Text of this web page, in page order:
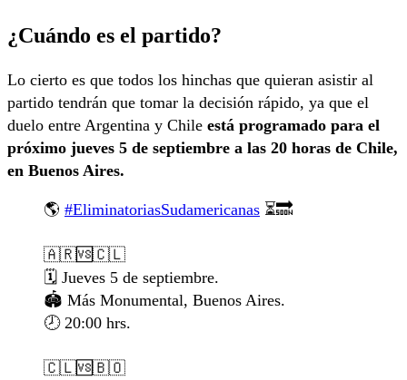
¿Cuándo es el partido?
Lo cierto es que todos los hinchas que quieran asistir al
partido tendrán que tomar la decisión rápido, ya que el
duelo entre Argentina y Chile está programado para el
próximo jueves 5 de septiembre a las 20 horas de Chile,
en Buenos Aires.
🌎 #EliminatoriasSudamericanas ⏳🔜
🇦🇷🆚🇨🇱
🗓️ Jueves 5 de septiembre.
🏟️ Más Monumental, Buenos Aires.
🕗 20:00 hrs.
🇨🇱🆚🇧🇴